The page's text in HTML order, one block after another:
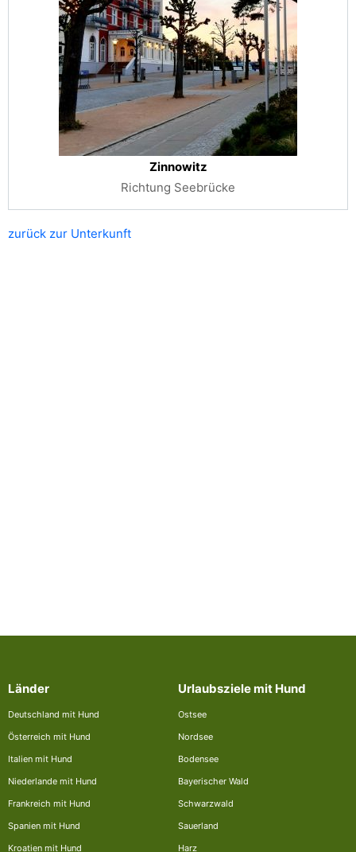
Zinnowitz
Richtung Seebrücke
zurück zur Unterkunft
Länder
Deutschland mit Hund
Österreich mit Hund
Italien mit Hund
Niederlande mit Hund
Frankreich mit Hund
Spanien mit Hund
Kroatien mit Hund
Urlaubsziele mit Hund
Ostsee
Nordsee
Bodensee
Bayerischer Wald
Schwarzwald
Sauerland
Harz